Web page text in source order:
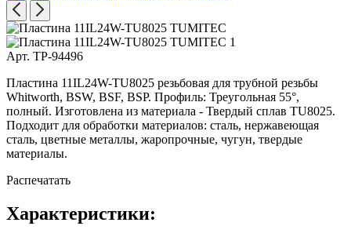
Арт. TP-94496
Пластина 11IL24W-TU8025 резьбовая для трубной резьбы
Whitworth, BSW, BSF, BSP. Профиль: Треугольная 55°,
полный. Изготовлена из материала - Твердый сплав TU8025.
Подходит для обработки материалов: сталь, нержавеющая
сталь, цветные металлы, жаропрочные, чугун, твердые
материалы.
Распечатать
Характеристики: